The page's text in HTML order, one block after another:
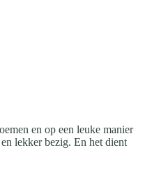
en op een leuke manier
lekker bezig. En het dient